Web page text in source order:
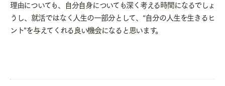
理由についても、自分自身についても深く考える時間になるでしょ
うし、就活ではなく人生の一部分として、“自分の人生を生きるヒ
ント”を与えてくれる良い機会になると思います。